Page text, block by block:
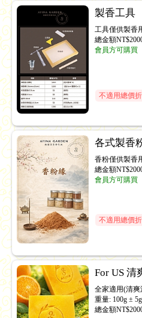
製香工具
工具僅供製香
總金額
會員方可購買
不適用總價
各式製香
香粉僅供製香
總金額
會員方可購買
不適用總價
For US 清
全家適用(清爽
重量: 100g ± 5g
總金額